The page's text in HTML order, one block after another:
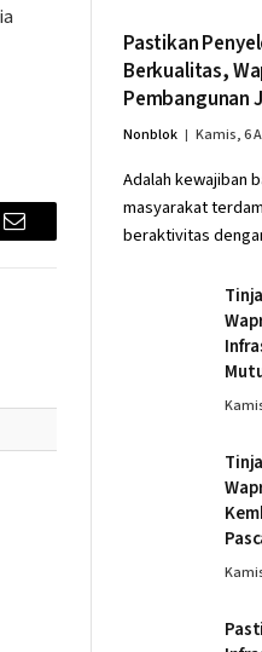
Email
Pastikan
Berkualitas,
Pembangunan
Nonblok Kamis, 6
Adalah kewajiban
masyarakat
beraktivitas